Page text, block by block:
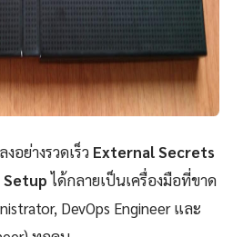
อย่างรวดเร็ว External Secrets
Setupได้กลายเป็นเครื่องมือที่ขาด
DevOps Engineer และ